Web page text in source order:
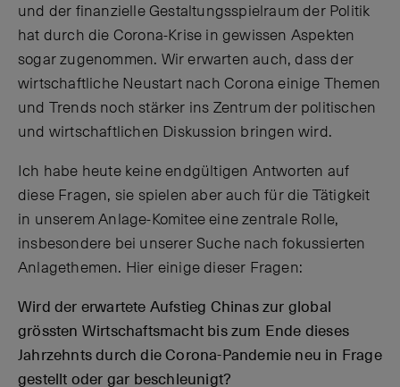
und der finanzielle Gestaltungsspielraum der Politik
hat durch die Corona-Krise in gewissen Aspekten
sogar zugenommen. Wir erwarten auch, dass der
wirtschaftliche Neustart nach Corona einige Themen
und Trends noch stärker ins Zentrum der politischen
und wirtschaftlichen Diskussion bringen wird.
Ich habe heute keine endgültigen Antworten auf
diese Fragen, sie spielen aber auch für die Tätigkeit
in unserem Anlage-Komitee eine zentrale Rolle,
insbesondere bei unserer Suche nach fokussierten
Anlagethemen. Hier einige dieser Fragen:
Wird der erwartete Aufstieg Chinas zur global
grössten Wirtschaftsmacht bis zum Ende dieses
Jahrzehnts durch die Corona-Pandemie neu in Frage
gestellt oder gar beschleunigt?